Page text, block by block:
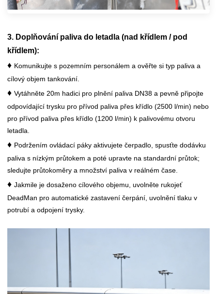
3. Doplňování paliva do letadla (nad křídlem / pod
křídlem):
♦ Komunikujte s pozemním personálem a ověřte si typ paliva a
cílový objem tankování.
♦ Vytáhněte 20m hadici pro plnění paliva DN38 a pevně připojte
odpovídající trysku pro přívod paliva přes křídlo (2500 l/min) nebo
pro přívod paliva přes křídlo (1200 l/min) k palivovému otvoru
letadla.
♦ Podržením ovládací páky aktivujete čerpadlo, spusťte dodávku
paliva s nízkým průtokem a poté upravte na standardní průtok;
sledujte průtokoměry a množství paliva v reálném čase.
♦ Jakmile je dosaženo cílového objemu, uvolněte rukojeť
DeadMan pro automatické zastavení čerpání, uvolnění tlaku v
potrubí a odpojení trysky.